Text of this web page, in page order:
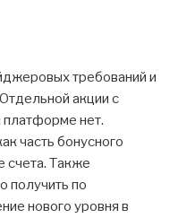
требований и
акции с
платформе нет.
часть бонусного
счета. Также
получить по
нового уровня в